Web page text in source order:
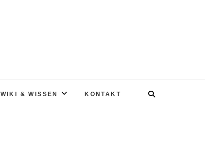
WIKI & WISSEN KONTAKT